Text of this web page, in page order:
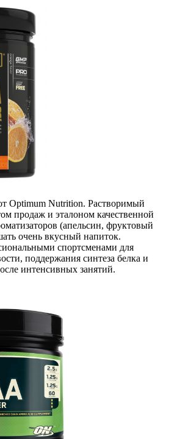
Optimum Nutrition. Растворимый
продаж и эталоном качественной
(апельсин, фруктовый
очень вкусный напиток.
спортсменами для
поддержания синтеза белка и
интенсивных занятий.